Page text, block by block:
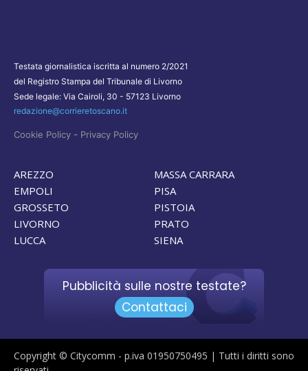
Testata giornalistica iscritta al numero 2/2021
del Registro Stampa del Tribunale di Livorno
Sede legale: Via Cairoli, 30 - 57123 Livorno
redazione@corrieretoscano.it
Cookie Policy - Privacy Policy
AREZZO
EMPOLI
GROSSETO
LIVORNO
LUCCA
MASSA CARRARA
PISA
PISTOIA
PRATO
SIENA
Pubblicità sulle nostre testate?
Contattaci
Copyright © Citycomm - p.iva 01950750495 | Tutti i diritti sono